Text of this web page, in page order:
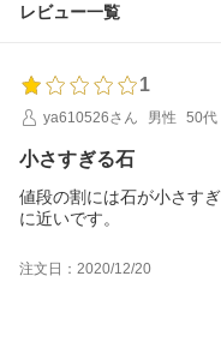
レビュー一覧
1
ya610526さん
男性 50代
小さすぎる石
値段の割には石が小さす
に近いです。
注文日：2020/12/20